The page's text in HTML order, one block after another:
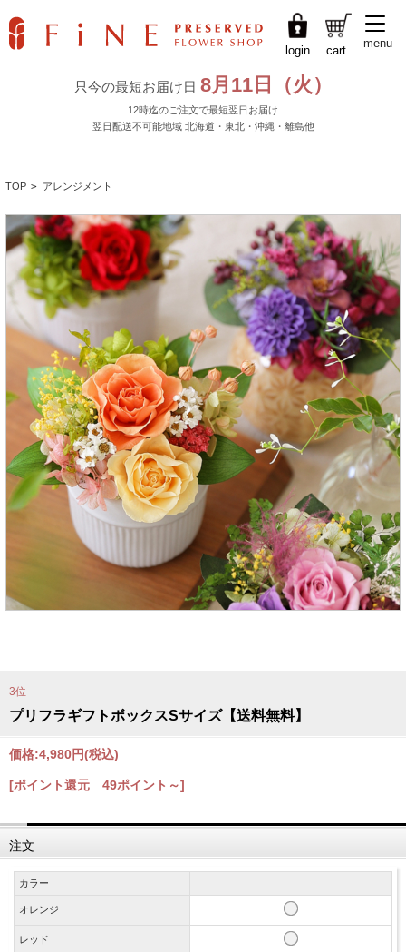
login cart
menu
TOP > アレンジメント
3位
プリフラギフトボックスSサイズ【送料無料】
価格:4,980円(税込)
[ポイント還元 49ポイント～]
注文
カラー
オレンジ
レッド